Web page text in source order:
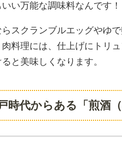
い万能な調味料なんです！
スクランブルエッグやゆ
肉料理には、仕上げにトリ
と美味しくなります。
時代からある「煎酒